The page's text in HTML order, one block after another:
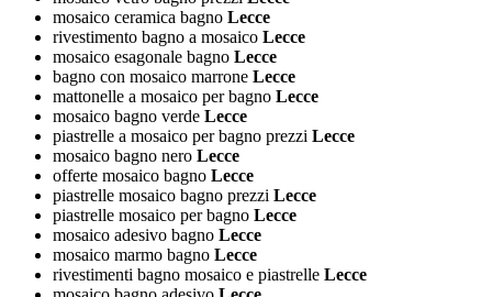
mosaico ceramica bagno Lecce
rivestimento bagno a mosaico Lecce
mosaico esagonale bagno Lecce
bagno con mosaico marrone Lecce
mattonelle a mosaico per bagno Lecce
mosaico bagno verde Lecce
piastrelle a mosaico per bagno prezzi Lecce
mosaico bagno nero Lecce
offerte mosaico bagno Lecce
piastrelle mosaico bagno prezzi Lecce
piastrelle mosaico per bagno Lecce
mosaico adesivo bagno Lecce
mosaico marmo bagno Lecce
rivestimenti bagno mosaico e piastrelle Lecce